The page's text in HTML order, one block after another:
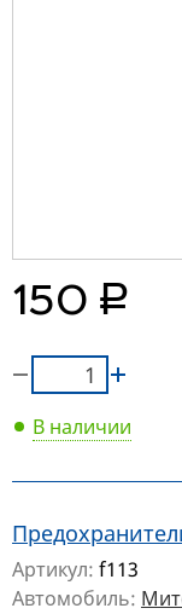
150 руб.
В наличии
Артикул: f113
Автомобиль: